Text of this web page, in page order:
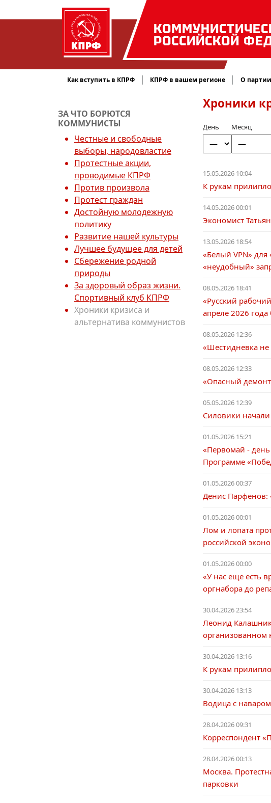
РОССИЙСКОЙ
Как вступить в КПРФ КПРФ в вашем регионе О партии
ЗА ЧТО БОРЮТСЯ
КОММУНИСТЫ
Честные и свободные
выборы, народовластие
Протестные акции,
проводимые КПРФ
Против произвола
Протест граждан
Достойную молодежную
политику
Развитие нашей культуры
Лучшее будущее для детей
Сбережение родной
природы
За здоровый образ жизни.
Спортивный клуб КПРФ
Хроники кризиса и
альтернатива коммунистов
Хроники
День Месяц
15.05.2026 10:04
К рукам
14.05.2026 00:01
Экономист
13.05.2026 18:54
«Белый VPN»
«неудобный»
08.05.2026 18:41
«Русский
апреле 2026
08.05.2026 12:36
«Шестидневка не
08.05.2026 12:33
«Опасный
05.05.2026 12:39
Силовики начали
01.05.2026 15:21
«Первомай -
Программе
01.05.2026 00:37
Денис Парфенов:
01.05.2026 00:01
Лом и лопата
российской
01.05.2026 00:00
«У нас еще есть
оргнабора до
30.04.2026 23:54
Леонид
организованном
30.04.2026 13:16
К рукам
30.04.2026 13:13
Водица с
28.04.2026 09:31
Корреспондент
28.04.2026 00:13
Москва.
парковки